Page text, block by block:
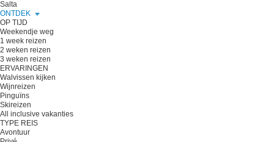
Salta
ONTDEK
OP TIJD
Weekendje weg
1 week reizen
2 weken reizen
3 weken reizen
ERVARINGEN
Walvissen kijken
Wijnreizen
Pinguïns
Skireizen
All inclusive vakanties
TYPE REIS
Avontuur